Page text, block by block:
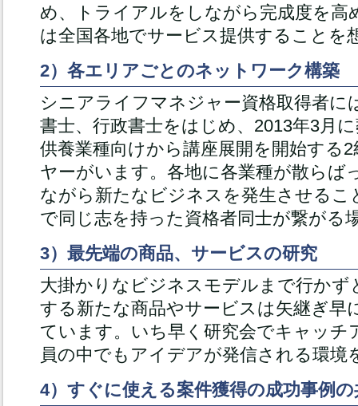
め、トライアルをしながら完成度を高
は全国各地でサービス提供することを
2）各エリアごとのネットワーク構築
シニアライフマネジャー資格取得者に
書士、行政書士をはじめ、2013年3月
供養業種向けから講座展開を開始する
ヤーがいます。各地に各業種が散らば
ながら新たなビジネスを発生させるこ
で同じ志を持った資格者同士が繋がる
3）最先端の商品、サービスの研究
大掛かりなビジネスモデルまで行か
する新たな商品やサービスは矢継ぎ早
ています。いち早く研究会でキャッチ
員の中でもアイデアが発信される環境
4）すぐに使える案件獲得の成功事例の